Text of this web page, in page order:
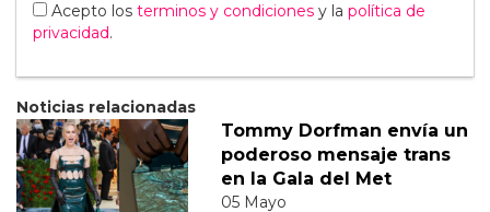
Acepto los terminos y condiciones y la política de
privacidad.
Noticias relacionadas
Tommy Dorfman envía un
poderoso mensaje trans
en la Gala del Met
05 Mayo